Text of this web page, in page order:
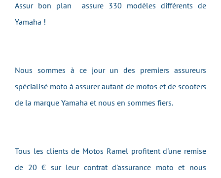
Assur bon plan assure 330 modèles différents de
Yamaha !
Nous sommes à ce jour un des premiers assureurs
spécialisé moto à assurer autant de motos et de scooters
de la marque Yamaha et nous en sommes fiers.
Tous les clients de Motos Ramel profitent d'une remise
de 20 € sur leur contrat d'assurance moto et nous